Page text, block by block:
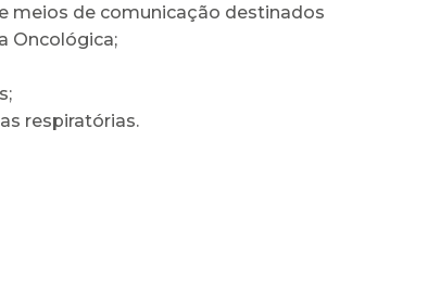
meios de comunicação destinados
Oncológica;
respiratórias.